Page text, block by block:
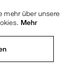
mehr über unsere
Mehr